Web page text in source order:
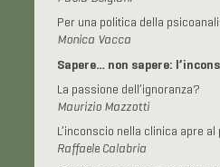
Per una politica della
Monica Vacca
Sapere… non sapere:
La passione dell’ignoranza?
Maurizio Mazzotti
L’inconscio nella clinica apre
Raffaele Calabria